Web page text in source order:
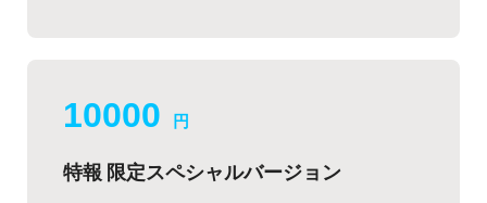
10000 円
特報 限定スペシャルバージョン